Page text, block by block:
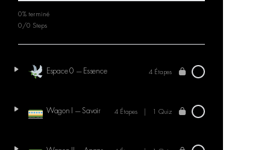
0% terminé
0/0 Steps
Espace 0 — Essence 4 Étapes
Wagon I — Savoir 4 Étapes | 1 Quiz